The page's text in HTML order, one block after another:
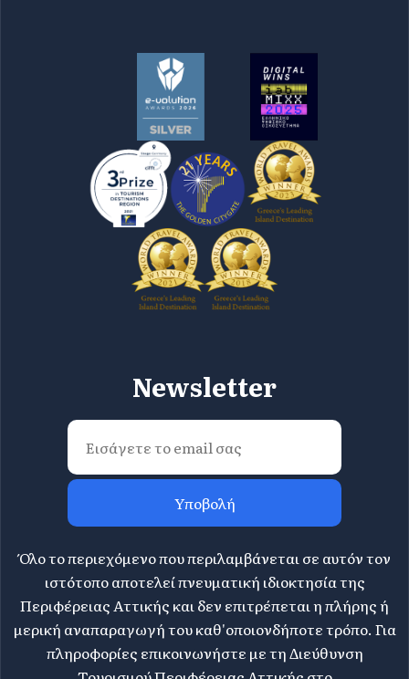
Newsletter
Υποβολή
Όλο το περιεχόμενο που περιλαμβάνεται σε αυτόν τον
ιστότοπο αποτελεί πνευματική ιδιοκτησία της
Περιφέρειας Αττικής και δεν επιτρέπεται η πλήρης ή
μερική αναπαραγωγή του καθ'οποιονδήποτε τρόπο. Για
πληροφορίες επικοινωνήστε με τη Διεύθυνση